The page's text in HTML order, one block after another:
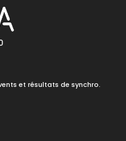
et résultats de synchro.